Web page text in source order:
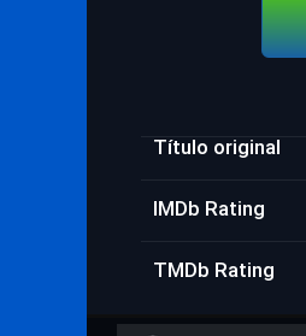
Título original
IMDb Rating
TMDb Rating